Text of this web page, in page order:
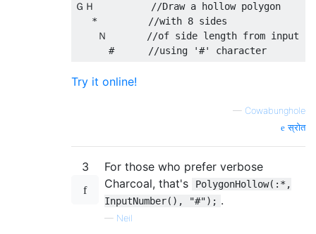
ＧＨ          //Draw a hollow polygon
   *         //with 8 sides
    Ｎ       //of side length from input
Try it online!
— Cowabunghole
स्रोत
3
For those who prefer verbose
Charcoal, that's
PolygonHollow(:*,
InputNumber(), "#"); .
— Neil